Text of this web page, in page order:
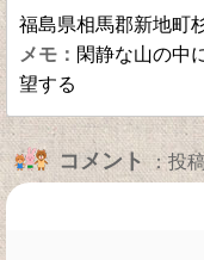
福島県相馬郡新地町
閑静な山の中
望する
コメント：投